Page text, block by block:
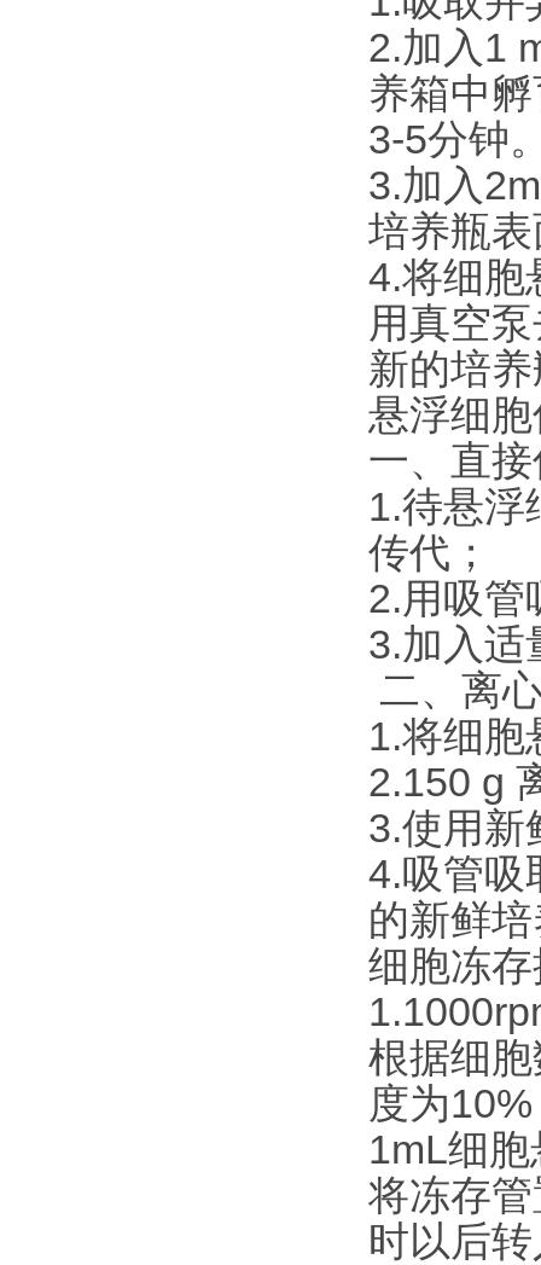
2.加入1
养箱中
3-5分钟
3.加入
培养瓶
4.将细胞
用真空
新的培
悬浮细
一、直
1.待悬浮
传代；
2.用吸管
3.加入适
二、离
1.将细胞
2.150 g
3.使用新
4.吸管吸
的新鲜
细胞冻
根据细
度为
1mL细
将冻存
时以后